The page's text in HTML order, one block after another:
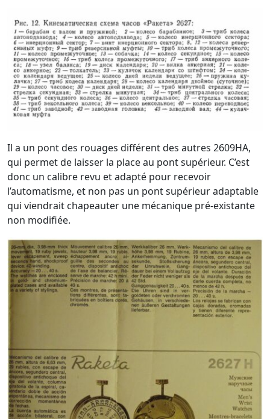
Il a un pont des rouages différent des autres 2609HA,
qui permet de laisser la place au pont supérieur. C’est
donc un calibre revu et adapté pour recevoir
l’automatisme, et non pas un pont supérieur adaptable
qui viendrait chapeauter une mécanique pré-existante
non modifiée.